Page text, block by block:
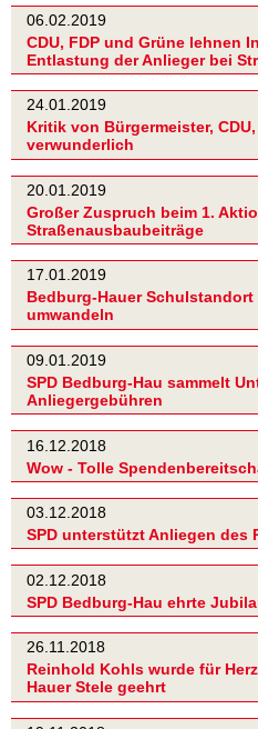
06.02.2019
CDU, FDP und Grüne lehnen
Entlastung der Anlieger bei
24.01.2019
Kritik von Bürgermeister,
verwunderlich
20.01.2019
Großer Zuspruch beim 1.
Straßenausbaubeiträge
17.01.2019
Bedburg-Hauer
umwandeln
09.01.2019
SPD Bedburg-Hau sammelt
Anliegergebühren
16.12.2018
Wow - Tolle
03.12.2018
SPD unterstützt Anliegen des
02.12.2018
SPD Bedburg-Hau ehrte
26.11.2018
Reinhold Kohls wurde für
Hauer Stele geehrt